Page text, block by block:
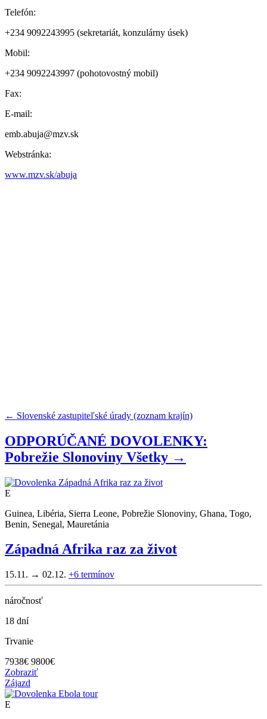
Telefón:
+234 9092243995 (sekretariát, konzulárny úsek)
Mobil:
+234 9092243997 (pohotovostný mobil)
Fax:
E-mail:
emb.abuja@mzv.sk
Webstránka:
www.mzv.sk/abuja
← Slovenské zastupiteľské úrady (zoznam krajín)
ODPORÚČANÉ DOVOLENKY:
Pobrežie Slonoviny Všetky →
E
Guinea, Libéria, Sierra Leone, Pobrežie Slonoviny, Ghana, Togo,
Benin, Senegal, Mauretánia
Západná Afrika raz za život
15.11. → 02.12. +6 termínov
náročnosť
18 dní
Trvanie
7938€ 9800€
Zobraziť
Zájazd
E